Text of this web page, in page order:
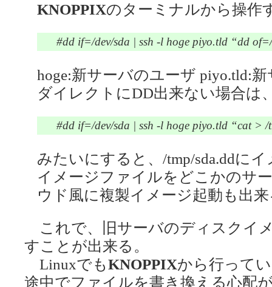
KNOPPIXのターミナルから操作
#dd if=/dev/sda | ssh -l hoge piyo.tld “dd
hoge:新サーバのユーザ piyo.tld:
ダイレクトにDD出来ない場合は
#dd if=/dev/sda | ssh -l hoge piyo.tld “cat > /
みたいにすると、/tmp/sda.ddに
イメージファイルをどこかのサ
ウド風に複製イメージ起動も出
これで、旧サーバのディスクイ
すことが出来る。
LinuxでもKNOPPIXから行って
途中でファイルを書き換える心配